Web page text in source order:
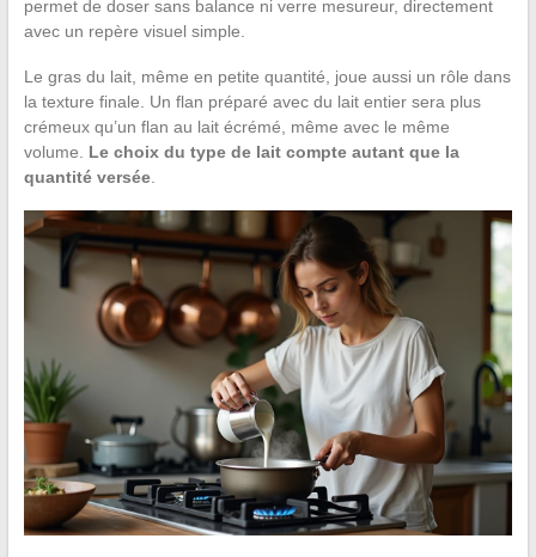
permet de doser sans balance ni verre mesureur, directement
avec un repère visuel simple.
Le gras du lait, même en petite quantité, joue aussi un rôle dans
la texture finale. Un flan préparé avec du lait entier sera plus
crémeux qu’un flan au lait écrémé, même avec le même
volume. Le choix du type de lait compte autant que la
quantité versée.